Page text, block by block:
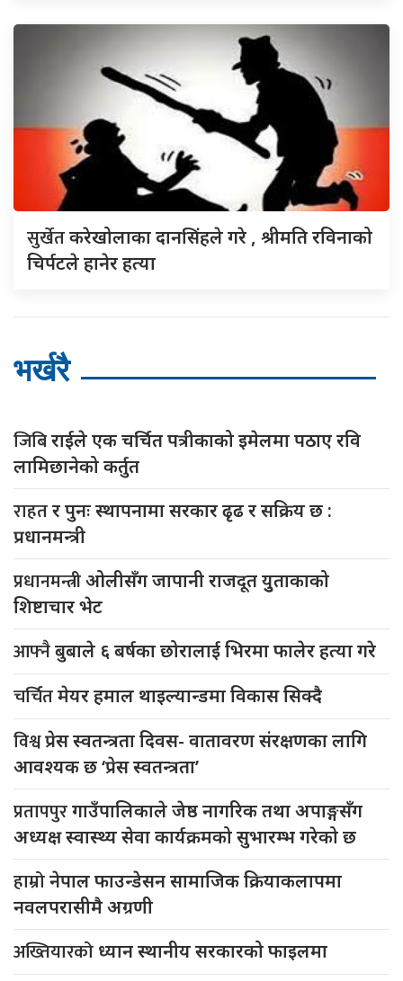
सुर्खेतकरेखोलाका दानसिंहले गरे , श्रीमति रविनाको
चिर्पटले हानेर हत्या
भर्खरै
जिबिराईले एक चर्चित पत्रीकाको इमेलमा पठाए रवि
लामिछानेको कर्तुत
राहतर पुनः स्थापनामा सरकार ढृढ र सक्रिय छ :
प्रधानमन्त्री
प्रधानमन्त्रीओलीसँग जापानी राजदूत युुताकाको
शिष्टाचार भेट
आफ्नैबुबाले ६ बर्षका छोरालाई भिरमा फालेर हत्या गरे
चर्चितमेयर हमाल थाइल्यान्डमा विकास सिक्दै
विश्वप्रेस स्वतन्त्रता दिवस- वातावरण संरक्षणका लागि
आवश्यक छ ‘प्रेस स्वतन्त्रता’
प्रतापपुरगाउँपालिकाले जेष्ठ नागरिक तथा अपाङ्गसँग
अध्यक्ष स्वास्थ्य सेवा कार्यक्रमको सुभारम्भ गरेको छ
हाम्रोनेपाल फाउन्डेसन सामाजिक क्रियाकलापमा
नवलपरासीमै अग्रणी
अख्तियारको ध्यान स्थानीय सरकारको फाइलमा